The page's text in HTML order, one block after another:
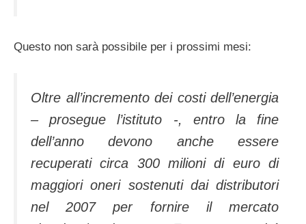
Questo non sarà possibile per i prossimi mesi:
Oltre all’incremento dei costi dell’energia
– prosegue l’istituto -, entro la fine
dell’anno devono anche essere
recuperati circa 300 milioni di euro di
maggiori oneri sostenuti dai distributori
nel 2007 per fornire il mercato